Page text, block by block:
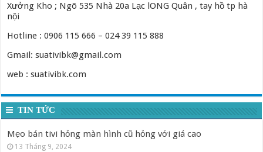
Xưởng Kho ; Ngõ 535 Nhà 20a Lạc lONG Quân , tay hồ tp hà
nội
Hotline : 0906 115 666 – 024 39 115 888
Gmail: suativibk@gmail.com
web : suativibk.com
TIN TỨC
Mẹo bán tivi hỏng màn hình cũ hỏng với giá cao
13 Tháng 9, 2024